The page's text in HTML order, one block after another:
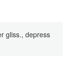
gliss., depress